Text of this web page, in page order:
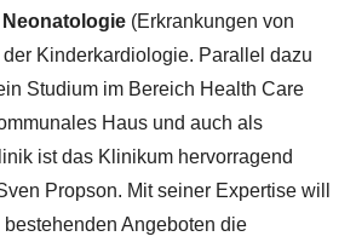
Neonatologie (Erkrankungen von
Kinderkardiologie. Parallel dazu
Studium im Bereich Health Care
Haus und auch als
ist das Klinikum hervorragend
Propson. Mit seiner Expertise will
Angeboten die